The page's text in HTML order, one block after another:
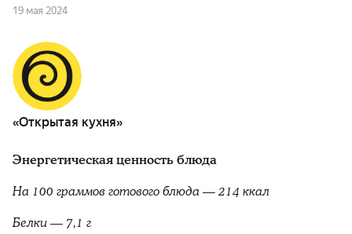
19 мая 2024
«Открытая кухня»
Энергетическая ценность блюда
На 100 граммов готового блюда — 214 ккал
Белки — 7,1 г